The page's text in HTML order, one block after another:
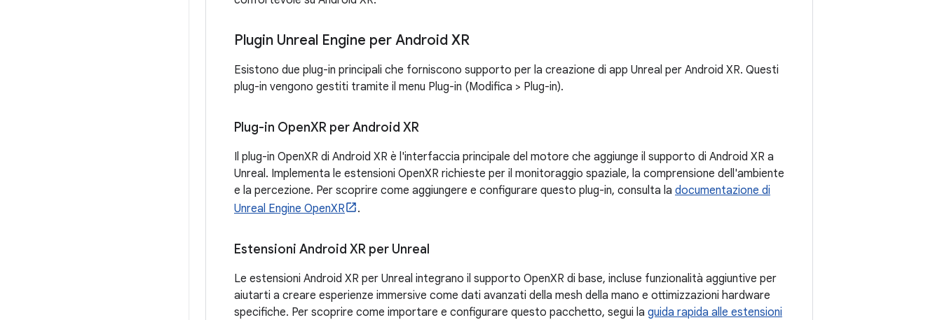
Plugin Unreal Engine per Android XR
Esistono due plug-in principali che forniscono supporto per la creazione di app Unreal per Android XR. Questi
plug-in vengono gestiti tramite il menu Plug-in (Modifica > Plug-in).
Plug-in OpenXR per Android XR
Il plug-in OpenXR di Android XR è l'interfaccia principale del motore che aggiunge il supporto di Android XR a
Unreal. Implementa le estensioni OpenXR richieste per il monitoraggio spaziale, la comprensione dell'ambiente
e la percezione. Per scoprire come aggiungere e configurare questo plug-in, consulta la documentazione di
Unreal Engine OpenXR
.
Estensioni Android XR per Unreal
Le estensioni Android XR per Unreal integrano il supporto OpenXR di base, incluse funzionalità aggiuntive per
aiutarti a creare esperienze immersive come dati avanzati della mesh della mano e ottimizzazioni hardware
specifiche. Per scoprire come importare e configurare questo pacchetto, segui la guida rapida alle estensioni